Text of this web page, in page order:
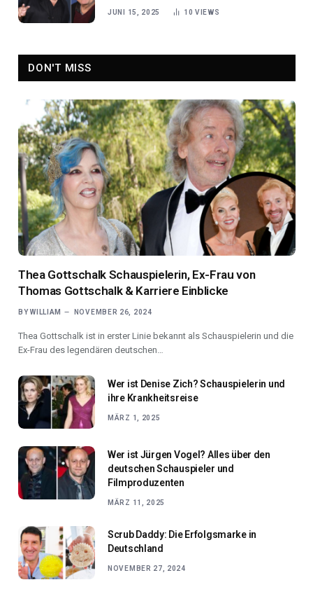
und Filmemacher
JUNI 15, 2025 10 VIEWS
DON'T MISS
Thea Gottschalk Schauspielerin, Ex-Frau von
Thomas Gottschalk & Karriere Einblicke
BY WILLIAM NOVEMBER 26, 2024
Thea Gottschalk ist in erster Linie bekannt als Schauspielerin und die
Ex-Frau des legendären deutschen…
Wer ist Denise Zich? Schauspielerin und
ihre Krankheitsreise
MÄRZ 1, 2025
Wer ist Jürgen Vogel? Alles über den
deutschen Schauspieler und
Filmproduzenten
MÄRZ 11, 2025
Scrub Daddy: Die Erfolgsmarke in
Deutschland
NOVEMBER 27, 2024